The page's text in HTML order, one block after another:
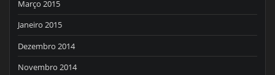
Março 2015
Janeiro 2015
Dezembro 2014
Novembro 2014